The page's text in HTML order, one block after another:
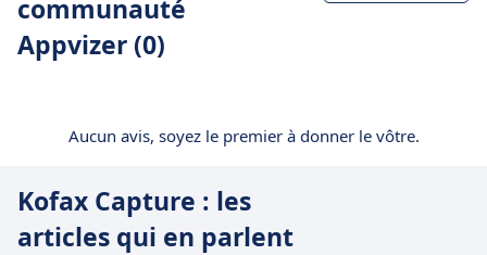
communauté
Appvizer (0)
Aucun avis, soyez le premier à donner le vôtre.
Kofax Capture : les
articles qui en parlent